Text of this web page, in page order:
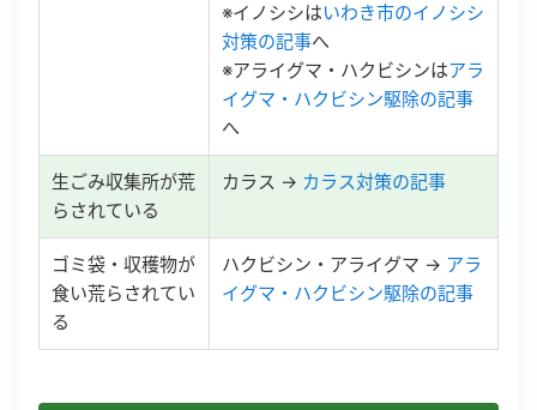
※イノシシはいわき市のイノシシ
対策の記事へ
※アライグマ・ハクビシンはアラ
イグマ・ハクビシン駆除の記事
へ
生ごみ収集所が荒
らされている
カラス → カラス対策の記事
ゴミ袋・収穫物が
食い荒らされてい
る
ハクビシン・アライグマ → アラ
イグマ・ハクビシン駆除の記事